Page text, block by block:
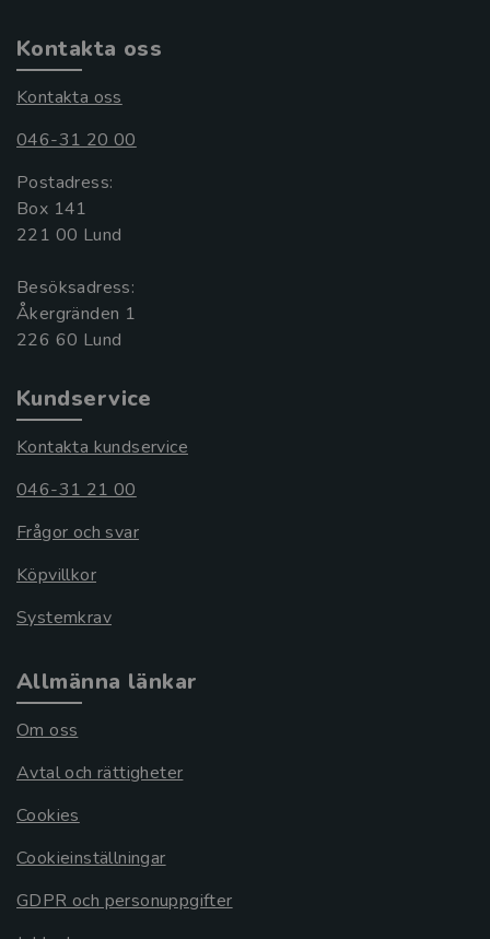
Kontakta oss
Kontakta oss
046-31 20 00
Postadress:
Box 141
221 00 Lund
Besöksadress:
Åkergränden 1
Kundservice
Kontakta kundservice
046-31 21 00
Frågor och svar
Köpvillkor
Systemkrav
Allmänna länkar
Om oss
Avtal och rättigheter
Cookies
Cookieinställningar
GDPR och personuppgifter